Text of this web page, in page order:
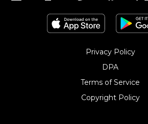
Privacy Policy
DPA
Terms of Service
Copyright Policy‎